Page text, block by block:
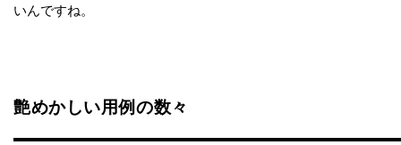
いんですね。
艶めかしい用例の数々